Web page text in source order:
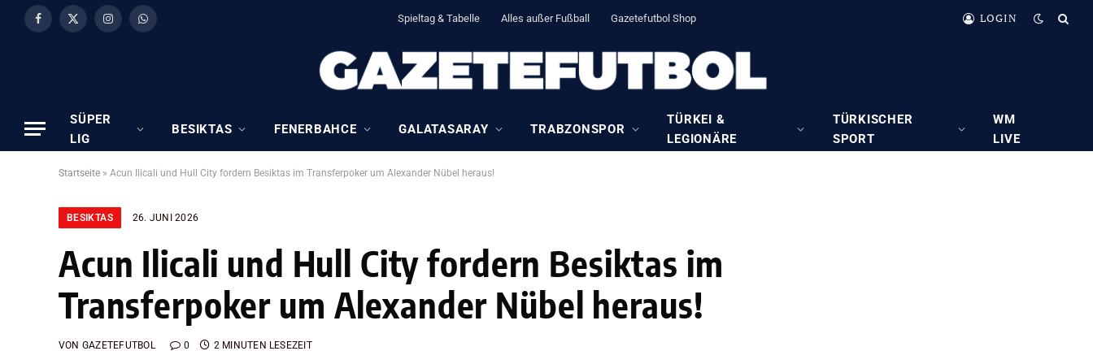
Facebook
X
InstagramWhatsApp Spieltag & Tabelle Alles außer Fußball Gazetefutbol Shop LOGIN
SÜPER
LIG
BESIKTAS FENERBAHCE GALATASARAY TRABZONSPOR
TÜRKEI &
LEGIONÄRE
TÜRKISCHER
SPORT
WM
LIVE
Startseite » Acun Ilicali und Hull City fordern Besiktas im Transferpoker um Alexander Nübel heraus!
BESIKTAS 26. JUNI 2026
Acun Ilicali und Hull City fordern Besiktas im
Transferpoker um Alexander Nübel heraus!
VON GAZETEFUTBOL 0 2 MINUTEN LESEZEIT